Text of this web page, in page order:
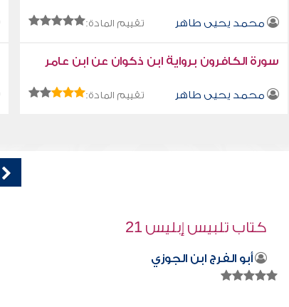
محمد يحيى طاهر تقييم المادة:
سورة الكافرون برواية ابن ذكوان عن ابن عامر
محمد يحيى طاهر تقييم المادة:
قراءة صوتية لكتاب استمتع بحياتك " كتاب
هام أرجو الانبتاه للملاحظة